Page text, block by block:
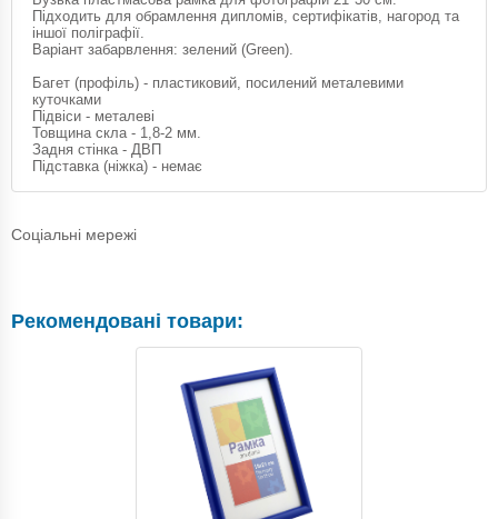
Підходить для обрамлення дипломів, сертифікатів, нагород та
іншої поліграфії.
Варіант забарвлення: зелений (Green).
Багет (профіль) - пластиковий, посилений металевими
куточками
Підвіси - металеві
Товщина скла - 1,8-2 мм.
Задня стінка - ДВП
Підставка (ніжка) - немає
Соціальні мережі
Рекомендовані товари: